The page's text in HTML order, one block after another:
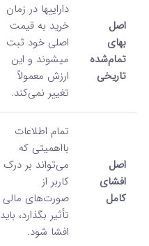
اصل
بهای
تمام‌شده
تاریخی
داراییها در زمان
خرید به قیمت
اصلی خود ثبت
میشوند و این
ارزش معمولاً
تغییر نمی‌کند.
اصل
افشای
کامل
تمام اطلاعات
بااهمیتی که
می‌تواند بر درک
کاربر از
صورت‌های مالی
تأثیر بگذارد، باید
افشا شود.